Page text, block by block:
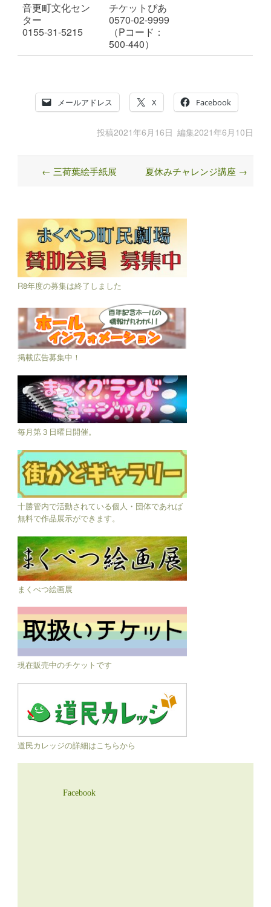
音更町文化セン
ター
0155-31-5215
チケットぴあ
0570-02-9999
（Pコード：
500-440）
メールアドレス X Facebook
投稿2021年6月16日 編集2021年6月10日
Post
← 三荷葉絵手紙展 夏休みチャレンジ講座 →
R8年度の募集は終了しました
掲載広告募集中！
毎月第３日曜日開催。
十勝管内で活動されている個人・団体であれば
無料で作品展示ができます。
まくべつ絵画展
現在販売中のチケットです
道民カレッジの詳細はこちらから
Facebook